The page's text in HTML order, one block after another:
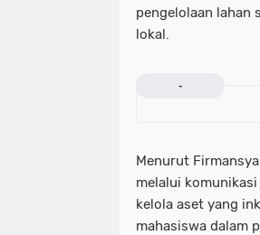
pengelolaan lahan
lokal.
-
Menurut
melalui
kelola aset yang
mahasiswa dalam